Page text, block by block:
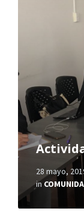
28 mayo,
in